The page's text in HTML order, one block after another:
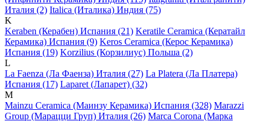
Италия (2) Italica (Италика) Индия (75)
K
Keraben (Керабен) Испания (21) Keratile Ceramica (Кератайл
Керамика) Испания (9) Keros Ceramica (Керос Керамика)
Испания (19) Korzilius (Корзилиус) Польша (2)
L
La Faenza (Ла Фаенза) Италия (27) La Platera (Ла Платера)
Испания (17) Laparet (Лапарет) (32)
M
Mainzu Ceramica (Маинзу Керамика) Испания (328) Marazzi
Group (Марацци Груп) Италия (26) Marca Corona (Марка